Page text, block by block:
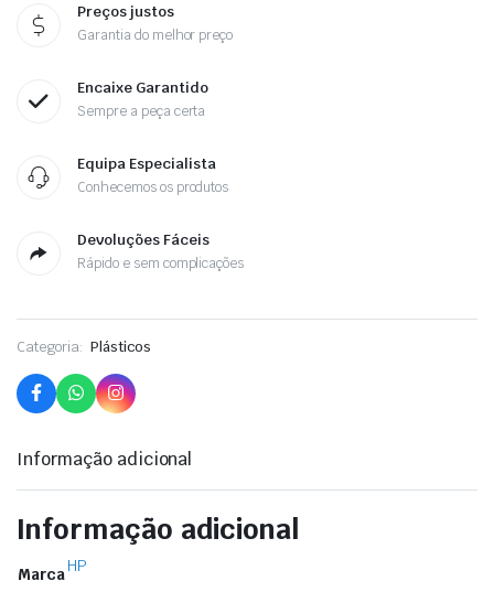
Preços justos
Garantia do melhor preço
Encaixe Garantido
Sempre a peça certa
Equipa Especialista
Conhecemos os produtos
Devoluções Fáceis
Rápido e sem complicações
Categoria: Plásticos
Informação adicional
Informação adicional
MarcaHP